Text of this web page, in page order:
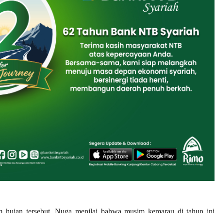
hujan tersebut, Nuga menilai bahwa musim kemarau di tahun ini